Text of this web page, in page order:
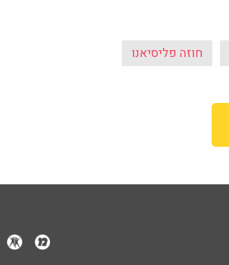
חוזה פליסיאנו